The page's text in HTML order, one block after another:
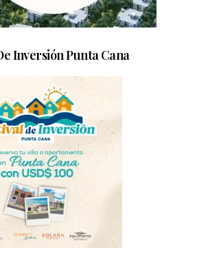
Inversión Punta Cana